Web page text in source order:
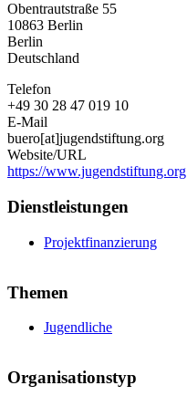
Obentrautstraße 55
10863 Berlin
Berlin
Deutschland
Telefon
+49 30 28 47 019 10
E-Mail
buero[at]jugendstiftung.org
Website/URL
https://www.jugendstiftung.org
Dienstleistungen
Projektfinanzierung
Themen
Jugendliche
Organisationstyp